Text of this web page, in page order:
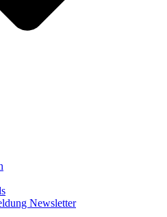
Newsletter